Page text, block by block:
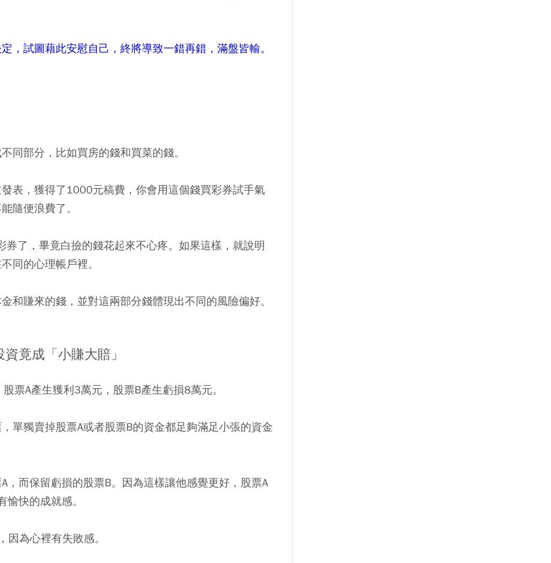
，試圖藉此安慰自己，終將導致一錯再錯，滿盤皆輸。
同部分，比如買房的錢和買菜的錢。
表，獲得了1000元稿費，你會用這個錢買彩券試手氣
隨便浪費了。
了，畢竟白撿的錢花起來不心疼。如果這樣，就說明
同的心理帳戶裡。
和賺來的錢，並對這兩部分錢體現出不同的風險偏好。
竟成「小賺大賠」
票A產生獲利3萬元，股票B產生虧損8萬元。
單獨賣掉股票A或者股票B的資金都足夠滿足小張的資金
，而保留虧損的股票B。因為這樣讓他感覺更好，股票A
快的成就感。
為心裡有失敗感。